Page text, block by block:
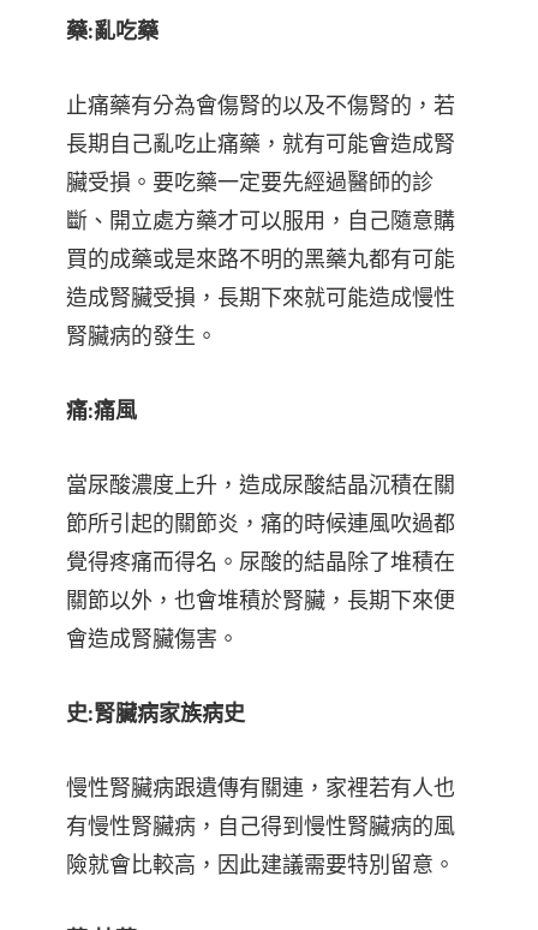
藥:亂吃藥
止痛藥有分為會傷腎的以及不傷腎的，若
長期自己亂吃止痛藥，就有可能會造成腎
臟受損。要吃藥一定要先經過醫師的診
斷、開立處方藥才可以服用，自己隨意購
買的成藥或是來路不明的黑藥丸都有可能
造成腎臟受損，長期下來就可能造成慢性
腎臟病的發生。
痛:痛風
當尿酸濃度上升，造成尿酸結晶沉積在關
節所引起的關節炎，痛的時候連風吹過都
覺得疼痛而得名。尿酸的結晶除了堆積在
關節以外，也會堆積於腎臟，長期下來便
會造成腎臟傷害。
史:腎臟病家族病史
慢性腎臟病跟遺傳有關連，家裡若有人也
有慢性腎臟病，自己得到慢性腎臟病的風
險就會比較高，因此建議需要特別留意。